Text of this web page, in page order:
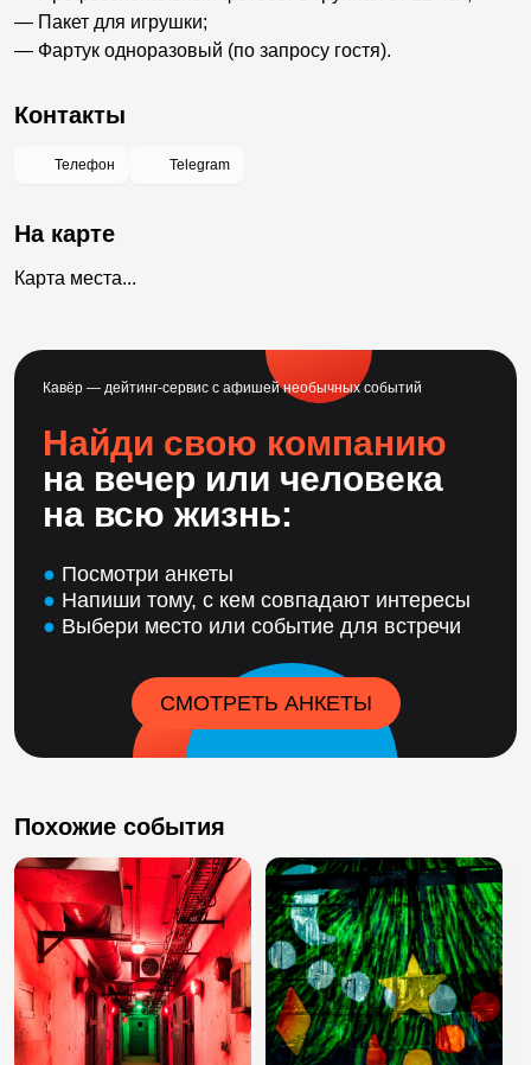
— Пакет для игрушки;
— Фартук одноразовый (по запросу гостя).
Контакты
Телефон Telegram
На карте
Карта места...
Кавёр — дейтинг-сервис с афишей необычных событий
Найди свою компанию
на вечер или человека
на всю жизнь:
● Посмотри анкеты
● Напиши тому, с кем совпадают интересы
● Выбери место или событие для встречи
СМОТРЕТЬ АНКЕТЫ
Похожие события